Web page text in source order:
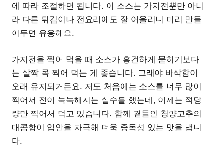
에 따라 조절하면 됩니다. 이 소스는 가지전뿐만 아니
라 다른 튀김이나 전요리에도 잘 어울리니 미리 만들
어두면 유용해요.
가지전을 찍어 먹을 때 소스가 흥건하게 묻히기보다
는 살짝 콕 찍어 먹는 게 좋습니다. 그래야 바삭함이
오래 유지되거든요. 저도 처음에는 소스를 너무 많이
찍어서 전이 눅눅해지는 실수를 했는데, 이제는 적당
량만 찍어서 먹고 있습니다. 함께 곁들인 청양고추의
매콤함이 입안을 자극해 더욱 중독성 있는 맛을 냅니
다.